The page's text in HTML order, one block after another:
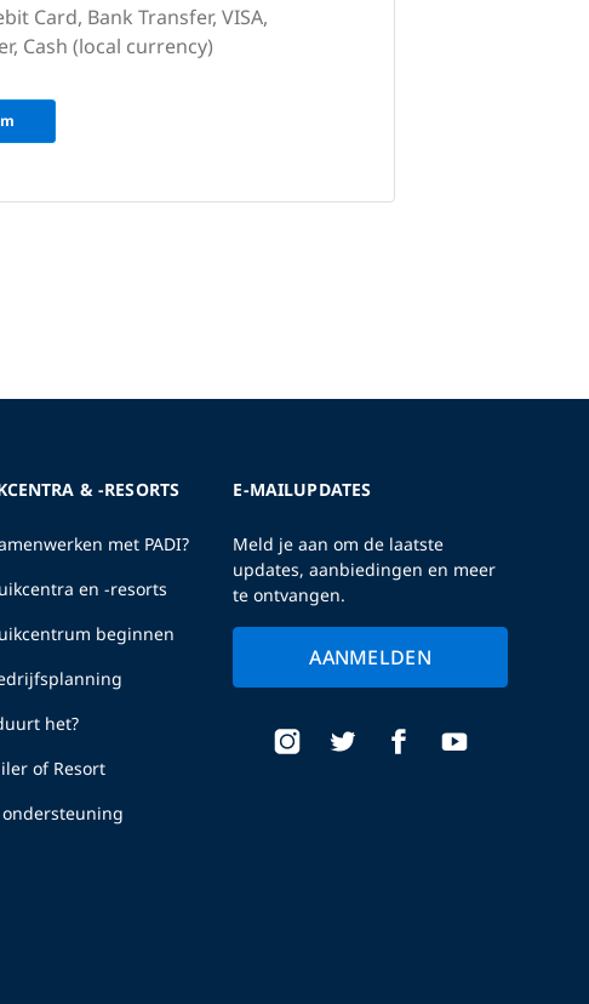
Card, Bank Transfer, VISA,
Cash (local currency)
& -RESORTS
met PADI?
en -resorts
beginnen
het?
of Resort
ondersteuning
E-MAILUPDATES
Meld je aan om de laatste
updates, aanbiedingen en meer
te ontvangen.
AANMELDEN